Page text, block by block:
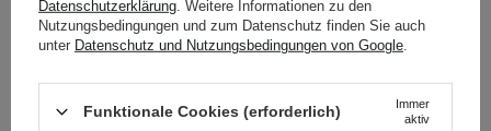
The Ordinary - 100%
Organic Cold - Pressed
The Ordinary - Natural
Moisturizing Factors + HA
Datenschutzerklärung . Weitere Informationen zu den
Nutzungsbedingungen und zum Datenschutz finden Sie auch
unter Datenschutz und Nutzungsbedingungen von Google
Funktionale Cookies (erforderlich)
Immer
aktiv